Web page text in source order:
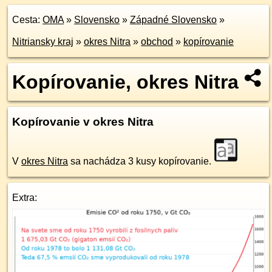
Cesta: OMA» Slovensko » Západné Slovensko »
Nitriansky kraj » okres Nitra » obchod » kopírovanie
Kopírovanie, okres Nitra
Kopírovanie v okres Nitra
V okres Nitra sa nachádza 3 kusy kopírovanie.
Extra: